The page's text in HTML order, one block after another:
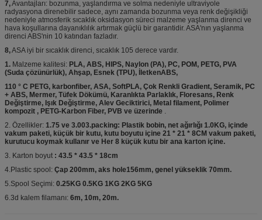
7,Avantajları: bozunma, yaşlandırma ve solma nedeniyle ultraviyole
radyasyona direnebilir sadece, aynı zamanda bozunma veya renk değişikliği
nedeniyle atmosferik sıcaklık oksidasyon süreci malzeme yaşlanma direnci ve
hava koşullarına dayanıklılık artırmak güçlü bir garantidir. ASA'nın yaşlanma
direnci ABS'nin 10 katından fazladır.
8,ASA iyi bir sıcaklık direnci, sıcaklık 105 derece vardır.
1. Malzeme kalitesi: PLA, ABS, HIPS, Naylon (PA), PC, POM, PETG, PVA
(Suda çözünürlük), Ahşap, Esnek (TPU), İletkenABS,
110 ° C PETG, karbonfiber, ASA, SoftPLA, Çok Renkli Gradient, Seramik, PC
+ ABS, Mermer, Tüfek Dökümü, Karanlıkta Parlaklık, Floresans, Renk
Değiştirme, Işık Değiştirme, Alev Geciktirici, Metal filament, Polimer
kompozit , PETG-Karbon Fiber, PVB ve üzerinde .
2. Özellikler: 1.75 ve 3.003.packing: Plastik bobin, net ağırlığı 1.0KG, içinde
vakum paketi, küçük bir kutu, kutu boyutu içine 21 * 21 * 8CM vakum paketi,
kurutucu koymak kullanır ve Her 8 küçük kutu bir ana karton içine.
3. Karton boyut : 43.5 * 43.5 * 18cm
4.Plastic spool: Çap 200mm, aks hole156mm, genel yükseklik 70mm.
5.Spool Seçimi: 0.25KG 0.5KG 1KG 2KG 5KG
6.3d kalem filamanı: 6m, 10m, 20m.